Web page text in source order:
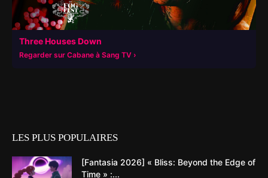
Three Houses Down
Regarder sur Cabane à Sang TV
LES PLUS POPULAIRES
[Fantasia 2026] « Bliss: Beyond the Edge of
Time » :...